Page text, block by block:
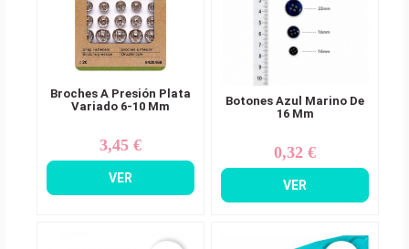
Broches A Presión Plata
Variado 6-10 Mm
Precio
3,45 €
VER
Botones Azul Marino De
16 Mm
Precio
0,32 €
VER